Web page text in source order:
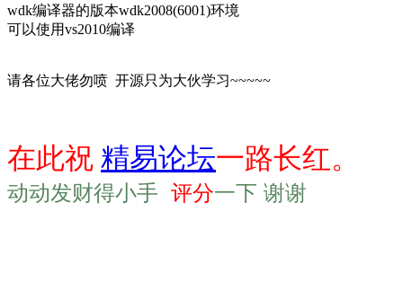
wdk编译器的版本wdk2008(6001)环境
可以使用vs2010编译
请各位大佬勿喷 开源只为大伙学习~~~~~
在此祝 精易论坛一路长红。
动动发财得小手 评分一下 谢谢